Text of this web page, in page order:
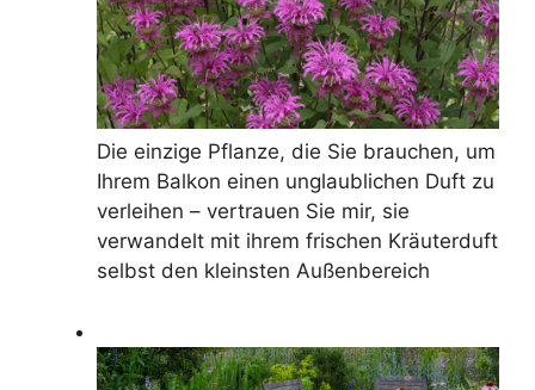
Die einzige Pflanze, die Sie brauchen, um
Ihrem Balkon einen unglaublichen Duft zu
verleihen – vertrauen Sie mir, sie
verwandelt mit ihrem frischen Kräuterduft
selbst den kleinsten Außenbereich